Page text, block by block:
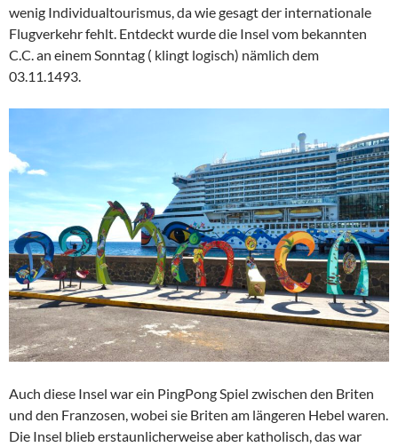
wenig Individualtourismus, da wie gesagt der internationale
Flugverkehr fehlt. Entdeckt wurde die Insel vom bekannten
C.C. an einem Sonntag ( klingt logisch) nämlich dem
03.11.1493.
Auch diese Insel war ein PingPong Spiel zwischen den Briten
und den Franzosen, wobei sie Briten am längeren Hebel waren.
Die Insel blieb erstaunlicherweise aber katholisch, das war